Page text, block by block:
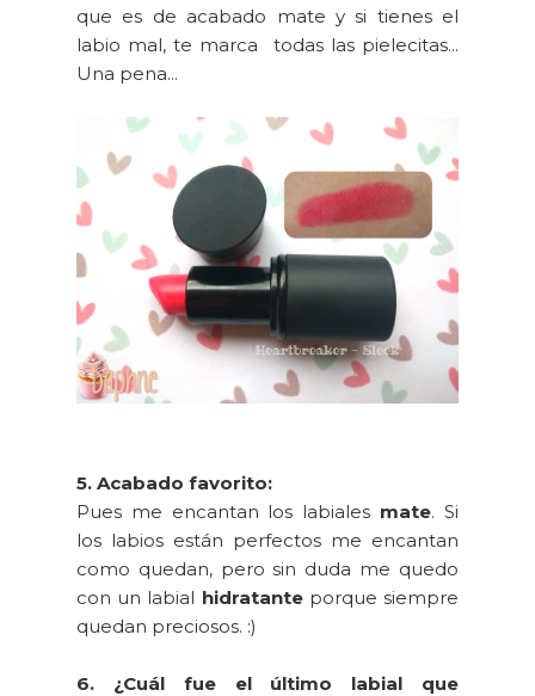
que es de acabado mate y si tienes el
labio mal, te marca todas las pielecitas...
Una pena...
5. Acabado favorito:
Pues me encantan los labiales mate. Si
los labios están perfectos me encantan
como quedan, pero sin duda me quedo
con un labial hidratanteporque siempre
quedan preciosos. :)
6. ¿Cuál fue el último labial que